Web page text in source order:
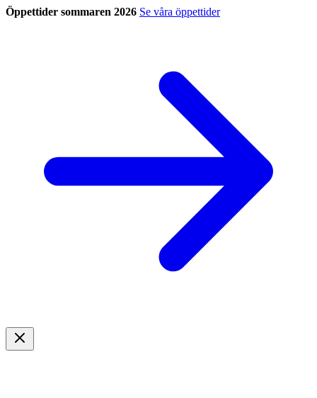
Öppettider sommaren 2026 Se våra öppettider